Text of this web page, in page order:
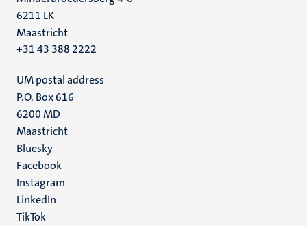
6211 LK
Maastricht
+31 43 388 2222
UM postal address
P.O. Box 616
6200 MD
Maastricht
Social
media
Bluesky
Facebook
Instagram
LinkedIn
TikTok